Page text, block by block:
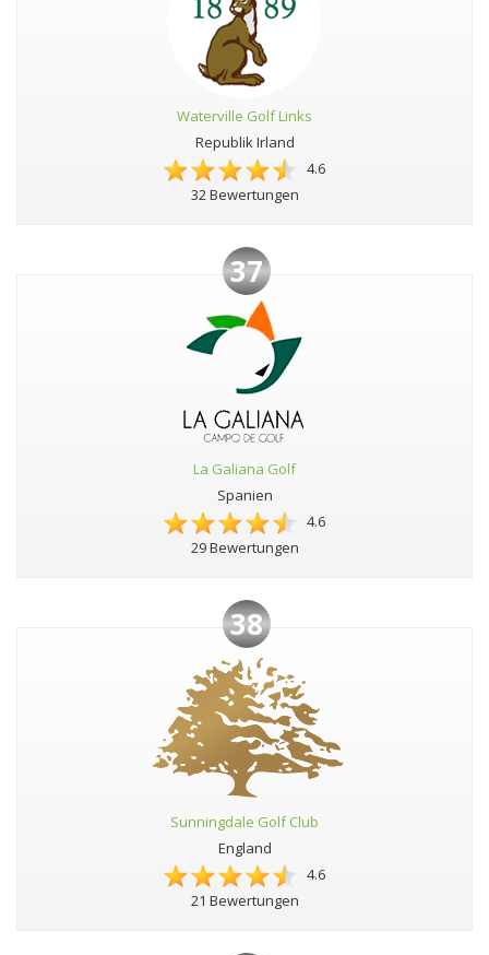
Waterville Golf Links
Republik Irland
4.6
32 Bewertungen
37
La Galiana Golf
Spanien
4.6
29 Bewertungen
38
Sunningdale Golf Club
England
4.6
21 Bewertungen